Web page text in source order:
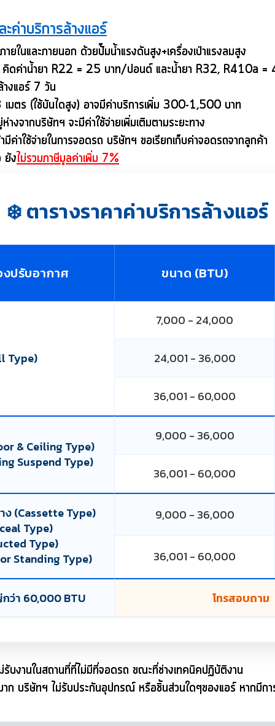
ะค่าบริการล้างแอร์
ยในและภายนอก ด้วยปั๊มน้ำแรงดันสูง+เครื่องเป่าแรงลมสูง
คิดค่าน้ำยา R22 = 25 บาท/ปอนด์ และน้ำยา R32, R410a
งแอร์ 7 วัน
มตร (ใช้บันไดสูง) อาจมีค่าบริการเพิ่ม 300-1,500 บาท
งจากบริษัทฯ จะมีค่าใช้จ่ายเพิ่มเติมตามระยะทาง
ค่าใช้จ่ายในการจอดรถ บริษัทฯ ขอเรียกเก็บค่าจอดรถจากลูกค้า
ยังไม่รวมภาษีมูลค่าเพิ่ม 7%
❄️ ตารางราคาค่าบริการล้างแอร์
ปรับอากาศ ขนาด (BTU)
Type)
7,000 - 24,000
24,001 - 36,000
36,001 - 60,000
& Ceiling Type)
Suspend Type)
9,000 - 36,000
36,001 - 60,000
ง (Cassette Type)
Type)
Type)
Standing Type)
9,000 - 36,000
36,001 - 60,000
ว่า 60,000 BTU โทรสอบถาม
บงานในสถานที่ที่ไม่มีที่จอดรถ ขณะที่ช่างเทคนิคปฏิบัติงาน
าก บริษัทฯ ไม่รับประกันอุปกรณ์ หรือชิ้นส่วนใดๆของแอร์ หากมีกา